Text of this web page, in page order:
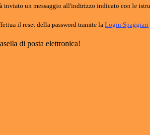
inviato un messaggio all'indirizzo indicato con le
il reset della password tramite la Login Spaggiari
di posta elettronica!